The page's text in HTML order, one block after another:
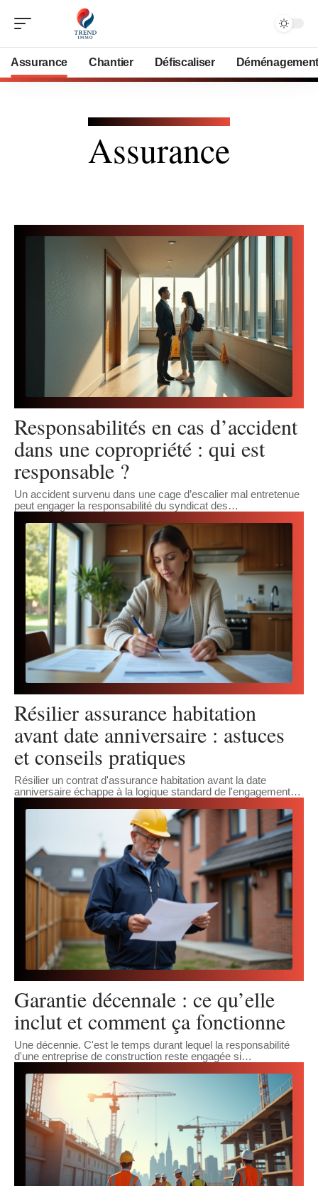
Assurance Chantier Défiscaliser Déménagement
Assurance
Responsabilités en cas d’accident
dans une copropriété : qui est
responsable ?
Un accident survenu dans une cage d’escalier mal entretenue
peut engager la responsabilité du syndicat des…
Résilier assurance habitation
avant date anniversaire : astuces
et conseils pratiques
Résilier un contrat d'assurance habitation avant la date
anniversaire échappe à la logique standard de l'engagement…
Garantie décennale : ce qu’elle
inclut et comment ça fonctionne
Une décennie. C'est le temps durant lequel la responsabilité
d'une entreprise de construction reste engagée si…